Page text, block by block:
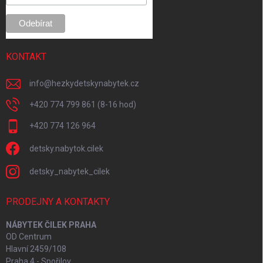
KONTAKT
info@hezkydetskynabytek.cz
+420 774 799 861 (8-16 hod)
+420 774 126 964
detsky.nabytok.cilek
detsky_nabytek_cilek
PRODEJNY A KONTAKTY
NÁBYTEK ČILEK PRAHA
OD Centrum
Hlavní 2459/108